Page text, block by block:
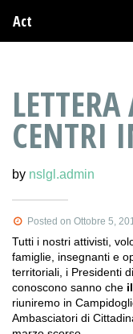
Act
CENTRI
by nslgl.admin
Posted on Ottobre 5,
Tutti i nostri attivisti,
famiglie, insegnanti e
territoriali, i Presidenti
conoscono sanno che
riuniremo in
Ambasciatori di